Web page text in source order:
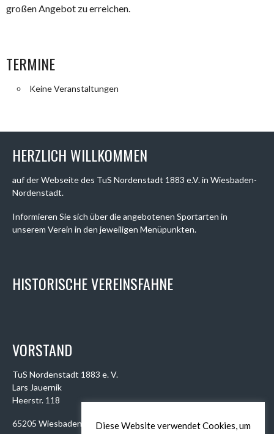
großen Angebot zu erreichen.
TERMINE
Keine Veranstaltungen
HERZLICH WILLKOMMEN
auf der Webseite des TuS Nordenstadt 1883 e.V. in Wiesbaden-
Nordenstadt.
Informieren Sie sich über die angebotenen Sportarten in
unserem Verein in den jeweiligen Menüpunkten.
HISTORISCHE VEREINSFAHNE
VORSTAND
TuS Nordenstadt 1883 e. V.
Lars Jauernik
Heerstr. 118
65205 Wiesbaden Diese Website verwendet Cookies, um